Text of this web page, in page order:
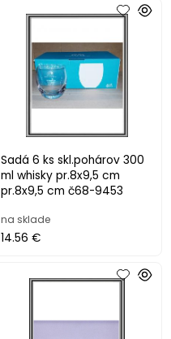
Sadá 6 ks skl.pohárov 300
ml whisky pr.8x9,5 cm
pr.8x9,5 cm č68-9453
na sklade
14.56 €